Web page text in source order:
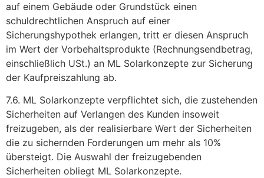
auf einem Gebäude oder Grundstück einen
schuldrechtlichen Anspruch auf einer
Sicherungshypothek erlangen, tritt er diesen Anspruch
im Wert der Vorbehaltsprodukte (Rechnungsendbetrag,
einschließlich USt.) an ML Solarkonzepte zur Sicherung
der Kaufpreiszahlung ab.
7.6. ML Solarkonzepte verpflichtet sich, die zustehenden
Sicherheiten auf Verlangen des Kunden insoweit
freizugeben, als der realisierbare Wert der Sicherheiten
die zu sichernden Forderungen um mehr als 10%
übersteigt. Die Auswahl der freizugebenden
Sicherheiten obliegt ML Solarkonzepte.